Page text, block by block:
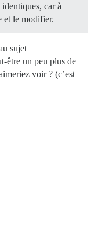
car à
et le modifier.
sujet
être un peu plus de
voir ? (c’est